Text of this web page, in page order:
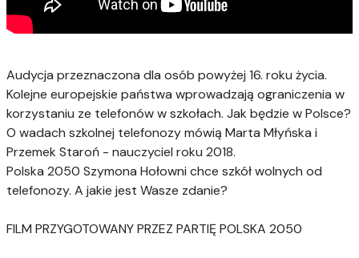
Audycja przeznaczona dla osób powyżej 16. roku życia.
Kolejne europejskie państwa wprowadzają ograniczenia w
korzystaniu ze telefonów w szkołach. Jak będzie w Polsce?
O wadach szkolnej telefonozy mówią Marta Młyńska i
Przemek Staroń - nauczyciel roku 2018.
Polska 2050 Szymona Hołowni chce szkół wolnych od
telefonozy. A jakie jest Wasze zdanie?
FILM PRZYGOTOWANY PRZEZ PARTIĘ POLSKA 2050